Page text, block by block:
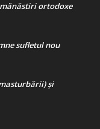
ortodoxe
sufletul nou
şi